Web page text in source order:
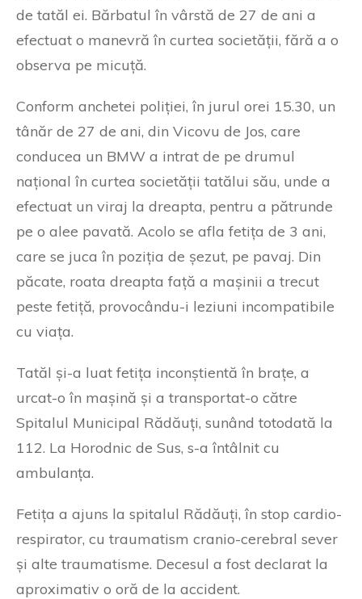
de tatăl ei. Bărbatul în vârstă de 27 de ani a
efectuat o manevră în curtea societății, fără a o
observa pe micuță.
Conform anchetei poliției, în jurul orei 15.30, un
tânăr de 27 de ani, din Vicovu de Jos, care
conducea un BMW a intrat de pe drumul
național în curtea societății tatălui său, unde a
efectuat un viraj la dreapta, pentru a pătrunde
pe o alee pavată. Acolo se afla fetița de 3 ani,
care se juca în poziția de șezut, pe pavaj. Din
păcate, roata dreapta față a mașinii a trecut
peste fetiță, provocându-i leziuni incompatibile
cu viața.
Tatăl și-a luat fetița inconștientă în brațe, a
urcat-o în mașină și a transportat-o către
Spitalul Municipal Rădăuți, sunând totodată la
112. La Horodnic de Sus, s-a întâlnit cu
ambulanța.
Fetița a ajuns la spitalul Rădăuți, în stop cardio-
respirator, cu traumatism cranio-cerebral sever
și alte traumatisme. Decesul a fost declarat la
aproximativ o oră de la accident.